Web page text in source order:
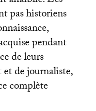
pas historiens
pendant
de leurs
et de journaliste,
complète